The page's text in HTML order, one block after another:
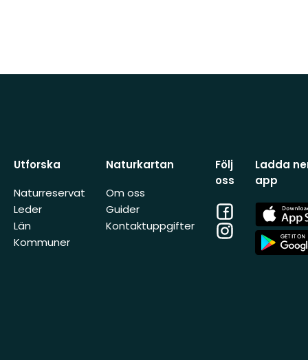
Utforska
Naturreservat
Leder
Län
Kommuner
Naturkartan
Om oss
Guider
Kontaktuppgifter
Följ
oss
Facebook
Instagram
Ladda
app
App
Store
App
Store